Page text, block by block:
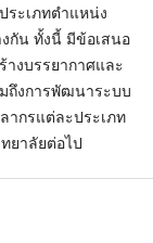
ระเภทตำแหน่ง
กัน ทั้งนี้ มีข้อเสนอ
งบรรยากาศและ
ถึงการพัฒนาระบบ
ากรแต่ละประเภท
ยาลัยต่อไป